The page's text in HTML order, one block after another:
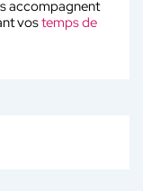
accompagnent
vostemps de